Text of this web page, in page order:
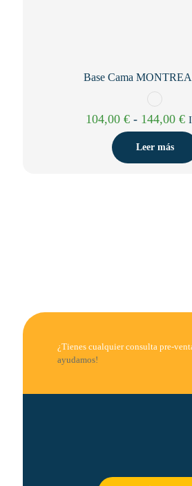
Base Cama
104,00 € - 144,00 €
de
Leer más
¿Tienes cualquier consulta pre-
ayudamos!